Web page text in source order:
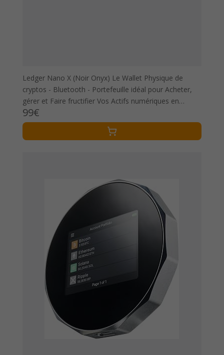
Ledger Nano X (Noir Onyx) Le Wallet Physique de
cryptos - Bluetooth - Portefeuille idéal pour Acheter,
gérer et Faire fructifier Vos Actifs numériques en
sécurité
99€